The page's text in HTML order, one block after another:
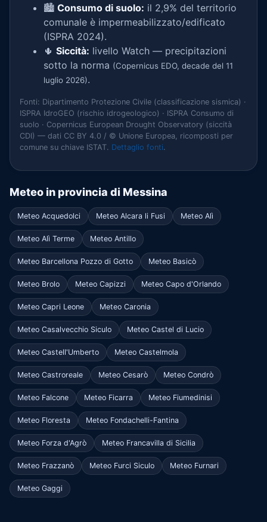
🏙️ Consumo di suolo: il 2,9% del territorio
comunale è impermeabilizzato/edificato
(ISPRA 2024).
🌵 Siccità: livello Watch — precipitazioni
sotto la norma (Copernicus EDO, decade del 11
luglio 2026).
Fonti: Dipartimento Protezione Civile (classificazione sismica) ·
ISPRA IdroGEO (rischio idrogeologico) · ISPRA Consumo di
suolo · Copernicus European Drought Observatory (siccità
CDI) — dati CC BY 4.0 / © Unione Europea, ricomposti per
comune su chiave ISTAT. Dettaglio fonti.
Meteo in provincia di Messina
Meteo Acquedolci Meteo Alcara li Fusi Meteo Alì
Meteo Alì Terme Meteo Antillo
Meteo Barcellona Pozzo di Gotto Meteo Basicò
Meteo Brolo Meteo Capizzi Meteo Capo d'Orlando
Meteo Capri Leone Meteo Caronia
Meteo Casalvecchio Siculo Meteo Castel di Lucio
Meteo Castell'Umberto Meteo Castelmola
Meteo Castroreale Meteo Cesarò Meteo Condrò
Meteo Falcone Meteo Ficarra Meteo Fiumedinisi
Meteo Floresta Meteo Fondachelli-Fantina
Meteo Forza d'Agrò Meteo Francavilla di Sicilia
Meteo Frazzanò Meteo Furci Siculo Meteo Furnari
Meteo Gaggi